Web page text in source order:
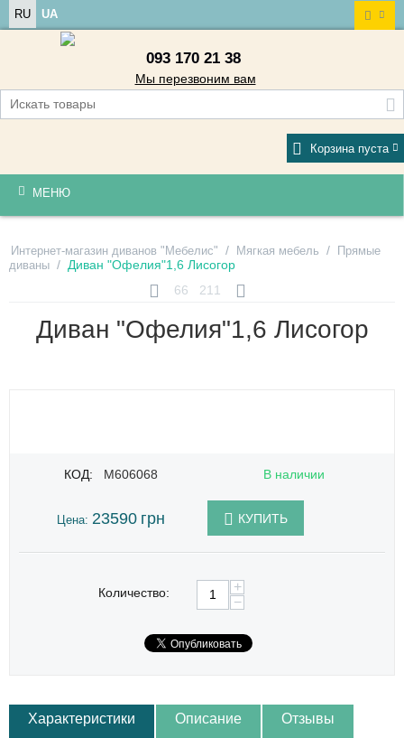
RU UA
093 170 21 38
Мы перезвоним вам
Корзина пуста
МЕНЮ
Интернет-магазин диванов "Мебелис" / Мягкая мебель / Прямые
диваны / Диван "Офелия"1,6 Лисогор
66
211
Диван "Офелия"1,6 Лисогор
КОД: M606068 В наличии
Цена: 23590 грн КУПИТЬ
Количество:
+
−
Характеристики Описание Отзывы